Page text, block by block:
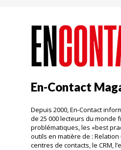
En-Contact
Depuis 2000, En-Contact
de 25 000 lecteurs du monde
problématiques, les «best
outils en matière de : Relation
centres de contacts, le CRM,